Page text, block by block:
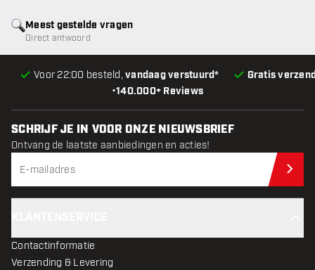
•140.000+ Reviews
Voor 22:00 besteld,vandaag verstuurd* Gratis
Meest gestelde vragen
Direct antwoord
SCHRIJF JE IN VOOR ONZE NIEUWSBRIEF
Ontvang de laatste aanbiedingen en acties!
Contactinformatie
Verzending & Levering